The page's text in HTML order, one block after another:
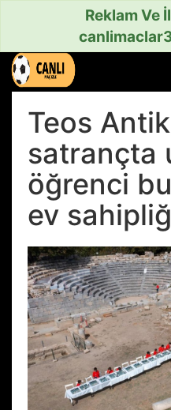
Reklam Ve
Teos
satrançta
öğrenci
ev